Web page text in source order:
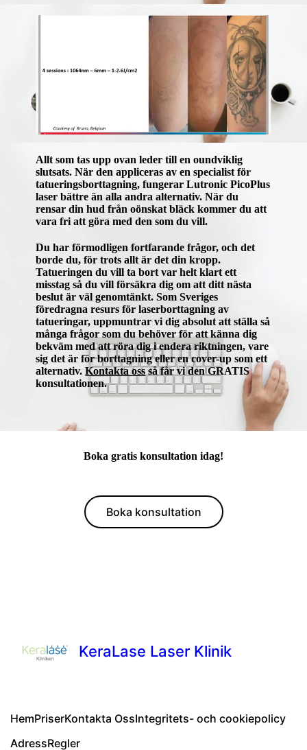
Allt som tas upp ovan leder till en oundviklig
slutsats. När den appliceras av en specialist för
tatueringsborttagning, fungerar Lutronic PicoPlus
laser bättre än alla andra alternativ. När du
rensar din hud från oönskat bläck kommer du att
vara fri att göra med den som du vill.
Du har förmodligen fortfarande frågor, och det
borde du, för trots allt är det din kropp.
Tatueringen du vill ta bort var helt klart ett
misstag så du vill försäkra dig om att ditt nästa
beslut är väl genomtänkt. Som Sveriges
föredragna resurs för laserborttagning av
tatueringar, uppmuntrar vi dig absolut att ställa så
många frågor som du behöver för att känna dig
bekväm med att röra dig i endera riktningen, vare
sig det är för borttagning eller en cover-up som ett
alternativ.Kontakta ossså får vi den GRATIS
konsultationen.
Boka gratis konsultation idag!
Boka konsultation
KeraLase Laser Klinik
HemPriserKontakta OssIntegritets- och cookiepolicy
AdressRegler